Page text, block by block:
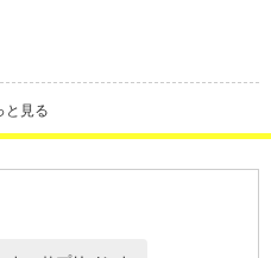
と見る